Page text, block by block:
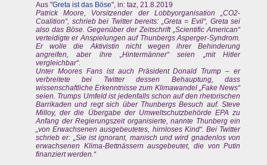
Aus "Greta ist das Böse", in: taz, 21.8.2019
Patrick Moore, Vorsitzender der Lobbyorganisation „CO2-
Coalition“, schrieb bei Twitter bereits: „Greta = Evil“, Greta sei
also das Böse. Gegenüber der Zeitschrift „Scientific American“
verteidigte er Anspielungen auf Thunbergs Asperger-Syndrom.
Er wolle die Aktivistin nicht wegen ihrer Behinderung
angreifen, aber ihre „Hintermänner“ seien „mit Hitler
vergleichbar“.
Unter Moores Fans ist auch Präsident Donald Trump – er
verbreitete bei Twitter dessen Behauptung, dass
wissenschaftliche Erkenntnisse zum Klimawandel „Fake News“
seien. Trumps Umfeld ist jedenfalls schon auf den rhetorischen
Barrikaden und regt sich über Thunbergs Besuch auf. Steve
Milloy, der die Übergabe der Umweltschutzbehörde EPA zu
Anfang der Regierungszeit organisierte, nannte Thunberg ein
„von Erwachsenen ausgebeutetes, hirnloses Kind“. Bei Twitter
schrieb er: „Sie ist ignorant, manisch und wird gnadenlos von
erwachsenen Klima-Bettnässern ausgebeutet, die von Putin
finanziert werden.“